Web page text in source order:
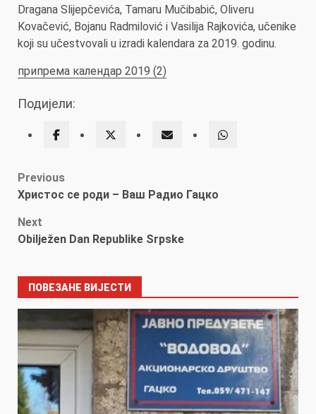
Dragana Slijepčevića, Tamaru Mučibabić, Oliveru
Kovačević, Bojanu Radmilović i Vasilija Rajkovića, učenike
koji su učestvovali u izradi kalendara za 2019. godinu.
припрема календар 2019 (2)
Подијели:
Post
Previous
Христос се роди – Ваш Радио Гацко
Next
Obilježen Dan Republike Srpske
ПОВЕЗАНЕ ВИЈЕСТИ